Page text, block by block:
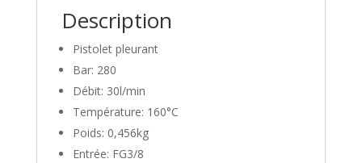
Description
Pistolet pleurant
Bar: 280
Débit: 30l/min
Température: 160°C
Poids: 0,456kg
Entrée: FG3/8